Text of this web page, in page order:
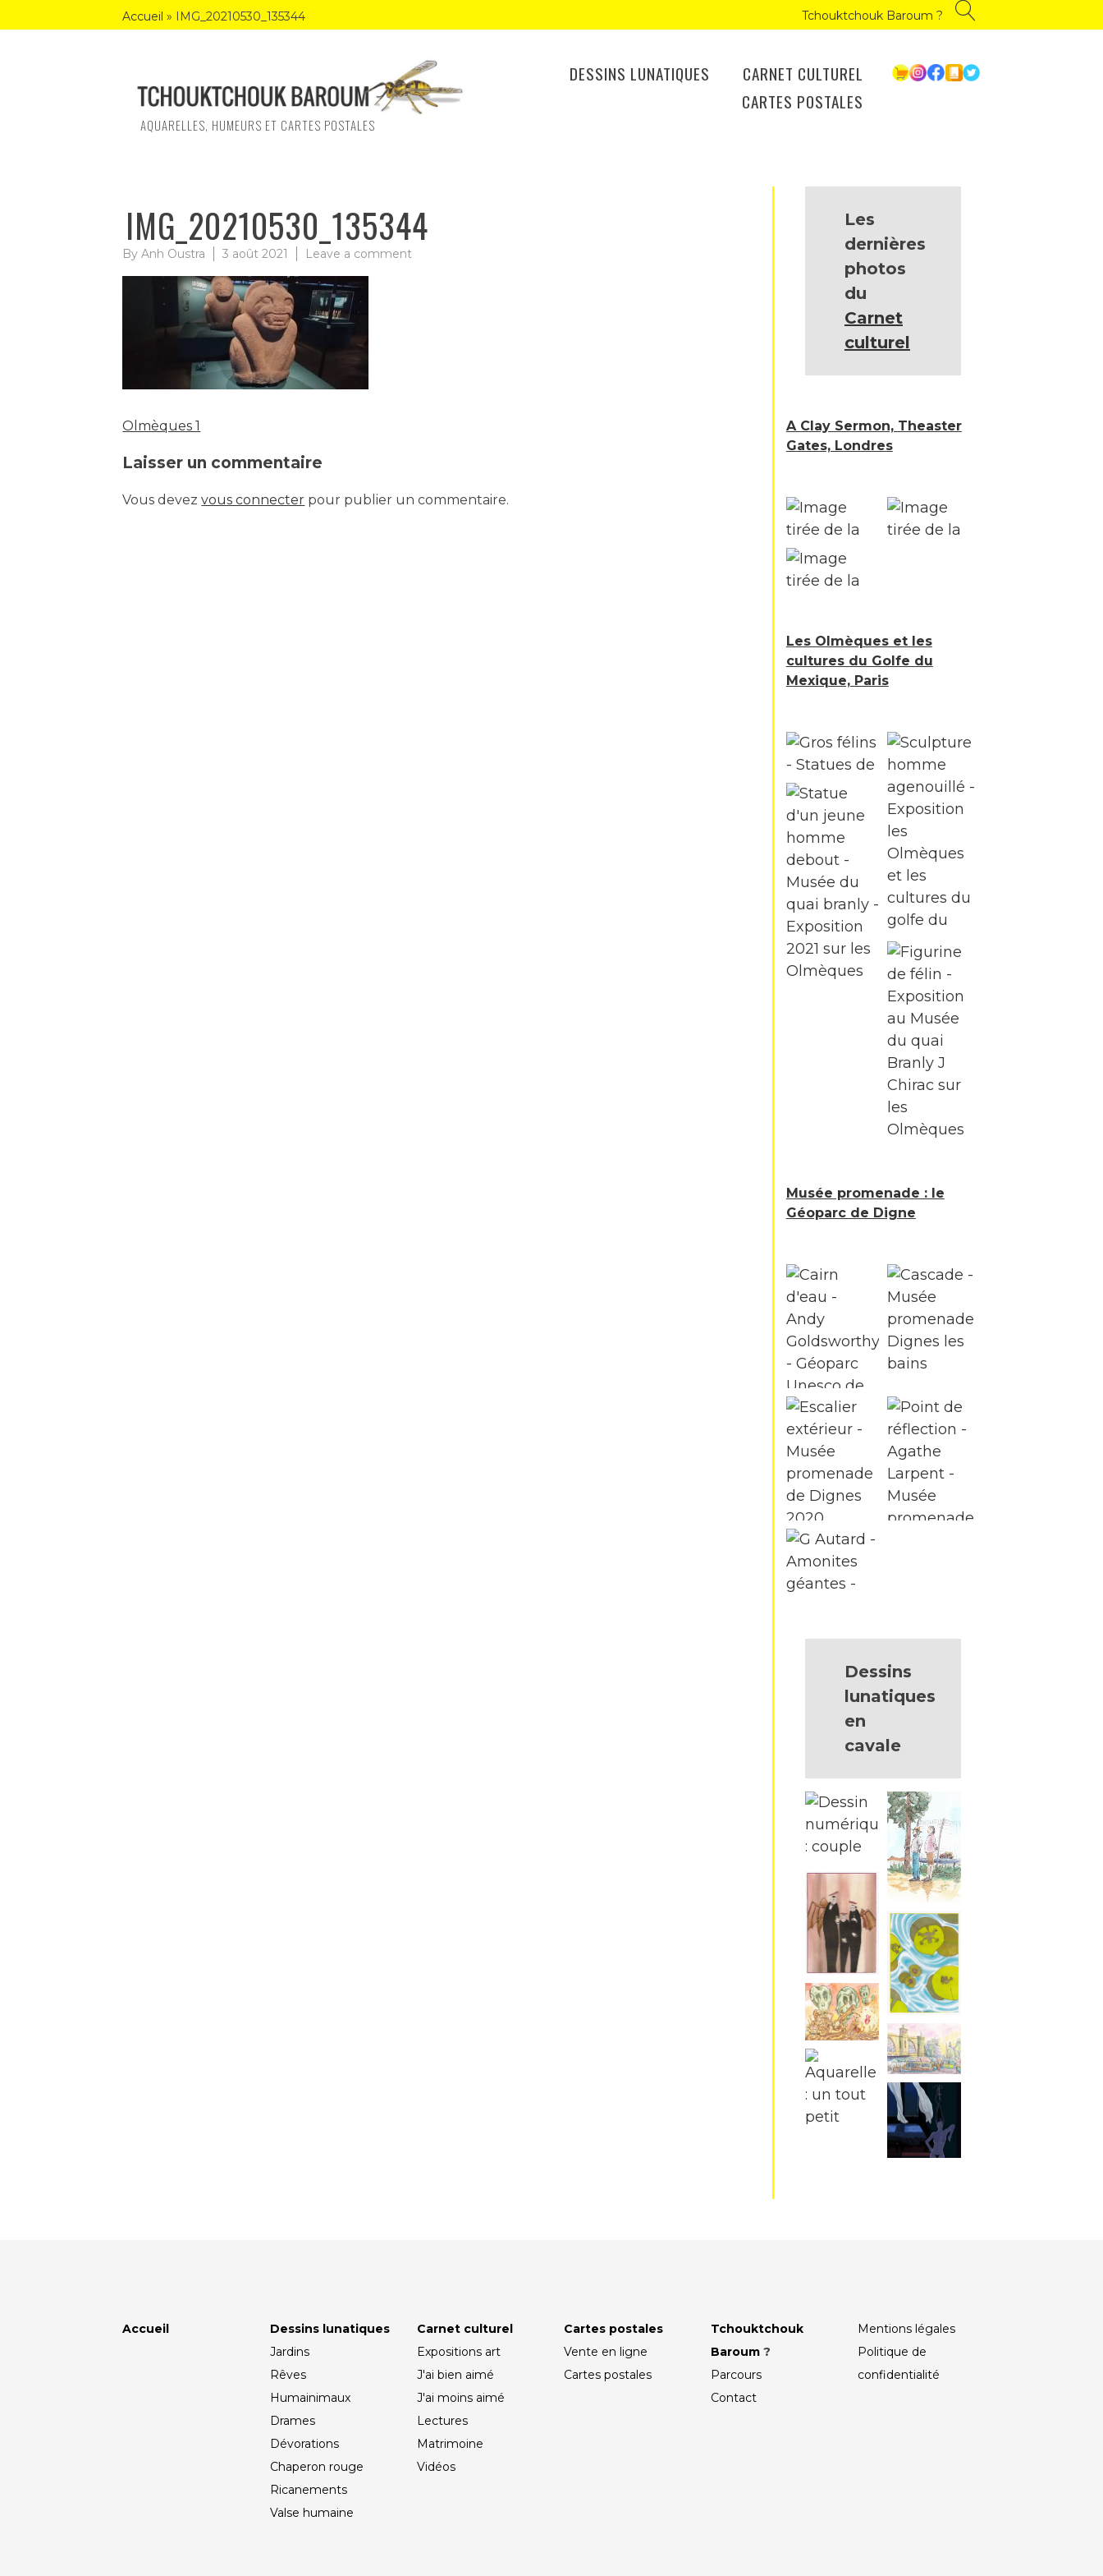
to
Accueil » IMG_20210530_135344 Tchouktchouk Baroum ?
AQUARELLES, HUMEURS ET CARTES POSTALES
DESSINS LUNATIQUES
CARNET CULTUREL
CARTES POSTALES
IMG_20210530_135344
ByAnh Oustra 3 août 2021 Leave a comment
Navigation
de
Olmèques 1
Laisser un commentaire
Vous devezvous connecter pour publier un commentaire.
Les
dernières
photos
du
Carnet
culturel
A Clay Sermon, Theaster
Gates, Londres
Les Olmèques et les
cultures du Golfe du
Mexique, Paris
Musée promenade : le
Géoparc de Digne
Dessins
lunatiques
en
cavale
Accueil
Dessins lunatiques
Jardins
Rêves
Humainimaux
Drames
Dévorations
Chaperon rouge
Ricanements
Valse humaine
Carnet culturel
Expositions art
J'ai bien aimé
J'ai moins aimé
Lectures
Matrimoine
Vidéos
Cartes postales
Vente en ligne
Cartes postales
Tchouktchouk
Baroum ?
Parcours
Contact
Mentions légales
Politique de
confidentialité